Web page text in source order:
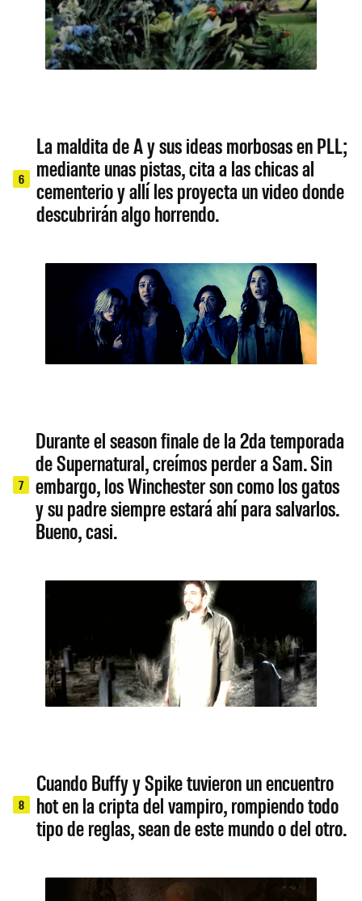
6
La maldita de A y sus ideas morbosas en PLL;
mediante unas pistas, cita a las chicas al
cementerio y allí les proyecta un video donde
descubrirán algo horrendo.
7
Durante el season finale de la 2da temporada
de Supernatural, creímos perder a Sam. Sin
embargo, los Winchester son como los gatos
y su padre siempre estará ahí para salvarlos.
Bueno, casi.
8
Cuando Buffy y Spike tuvieron un encuentro
hot en la cripta del vampiro, rompiendo todo
tipo de reglas, sean de este mundo o del otro.